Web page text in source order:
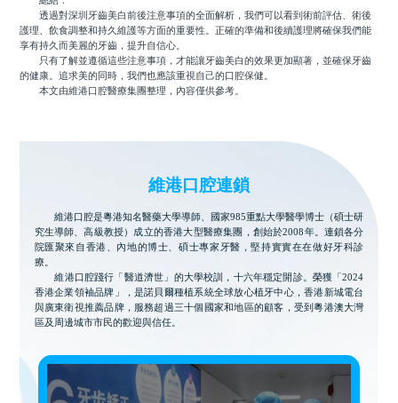
透過對深圳牙齒美白前後注意事項的全面解析，我們可以看到術前評估、術後
護理、飲食調整和持久維護等方面的重要性。正確的準備和後續護理將確保我們能
享有持久而美麗的牙齒，提升自信心。
只有了解並遵循這些注意事項，才能讓牙齒美白的效果更加顯著，並確保牙齒
的健康。追求美的同時，我們也應該重視自己的口腔保健。
本文由維港口腔醫療集團整理，內容僅供參考。
維港口腔連鎖
維港口腔是粵港知名醫藥大學導師、國家985重點大學醫學博士（碩士研
究生導師、高級教授）成立的香港大型醫療集團，創始於2008年。連鎖各分
院匯聚來自香港、內地的博士、碩士專家牙醫，堅持實實在在做好牙科診
療。
維港口腔踐行「醫道濟世」的大學校訓，十六年穩定開診。榮獲「2024
香港企業領袖品牌」，是諾貝爾種植系統全球放心植牙中心，香港新城電台
與廣東衛視推薦品牌，服務超過三十個國家和地區的顧客，受到粵港澳大灣
區及周邊城市市民的歡迎與信任。